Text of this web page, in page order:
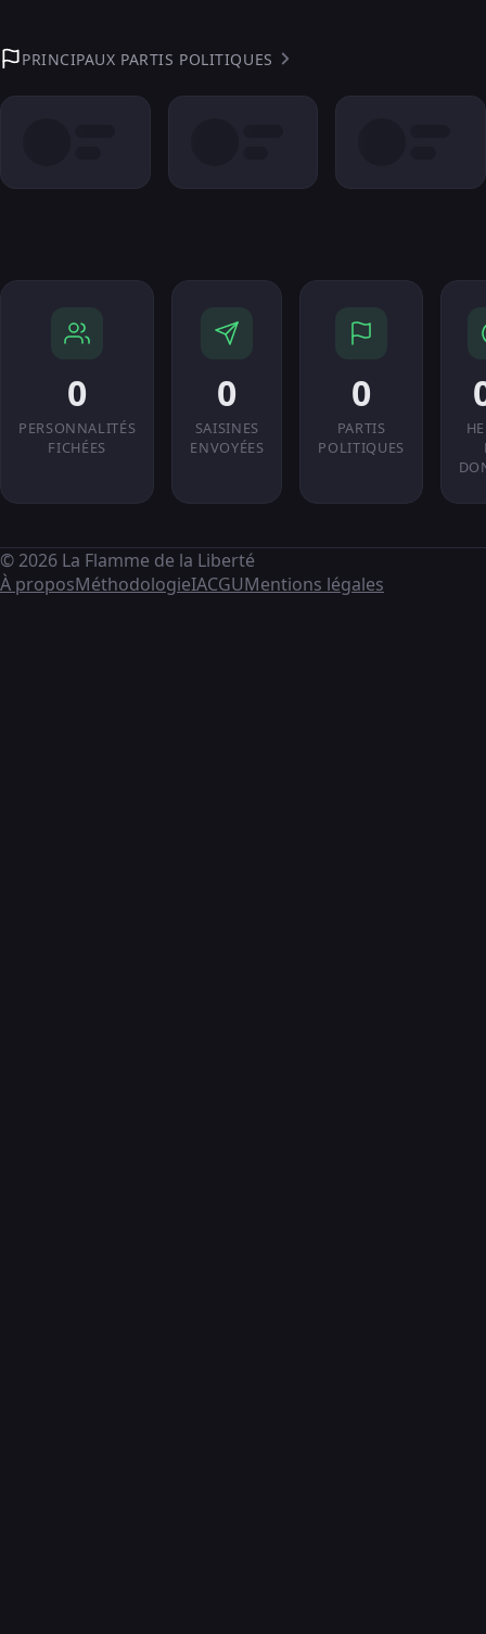
PRINCIPAUX PARTIS POLITIQUES
0
PERSONNALITÉS
FICHÉES
0
SAISINES
ENVOYÉES
0
PARTIS
POLITIQUES
© 2026 La Flamme de la Liberté
À proposMéthodologieIACGUMentions légales